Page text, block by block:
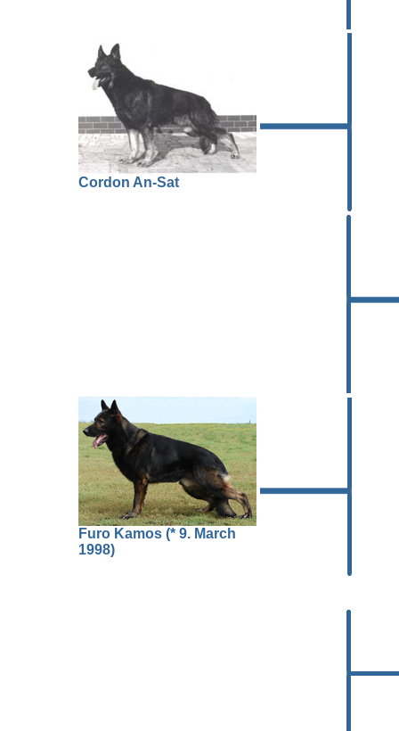
Cordon An-Sat
Furo Kamos (* 9. March
1998)